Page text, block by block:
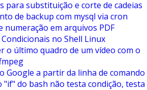
para substituição e corte de cadeias
de backup com mysql via cron
numeração em arquivos PDF
no Shell Linux
o último quadro de um vídeo com o
Google a partir da linha de comando
"if" do bash não testa condição, testa